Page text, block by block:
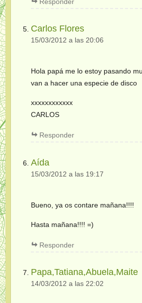
Carlos Flores
15/03/2012 a las 20:06
Hola papá me lo estoy pasando
van a hacer una especie de disco
xxxxxxxxxxxx
CARLOS
Responder
Aída
15/03/2012 a las 19:17
Bueno, ya os contare mañana!!!!
Hasta mañana!!!! =)
Responder
Papa,Tatiana,Abuela,Maite
14/03/2012 a las 22:02